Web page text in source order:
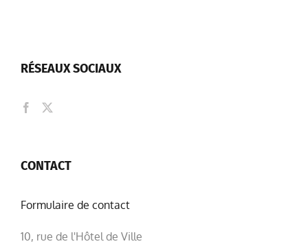
RÉSEAUX SOCIAUX
CONTACT
Formulaire de contact
10, rue de l'Hôtel de Ville